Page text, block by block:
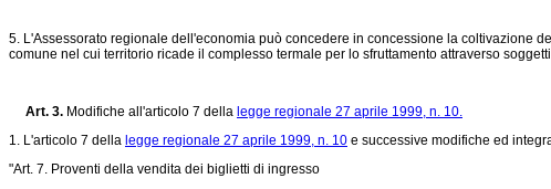
5. L'Assessorato regionale dell'economia può concedere in concessione la coltivazione
comune nel cui territorio ricade il complesso termale per lo sfruttamento attraverso
Art. 3. Modifiche all'articolo 7 della legge regionale 27 aprile 1999, n. 10.
1. L'articolo 7 della legge regionale 27 aprile 1999, n. 10 e successive modifiche ed
"Art. 7. Proventi della vendita dei biglietti di ingresso